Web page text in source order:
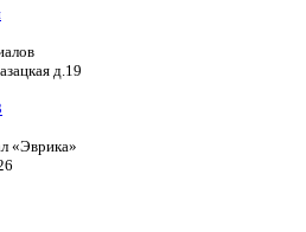
д.19
«Эврика»